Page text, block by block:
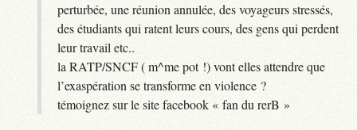
perturbée, une réunion annulée, des voyageurs stressés,
des étudiants qui ratent leurs cours, des gens qui perdent
leur travail etc..
la RATP/SNCF ( m^me pot !) vont elles attendre que
l’exaspération se transforme en violence ?
témoignez sur le site facebook « fan du rerB »